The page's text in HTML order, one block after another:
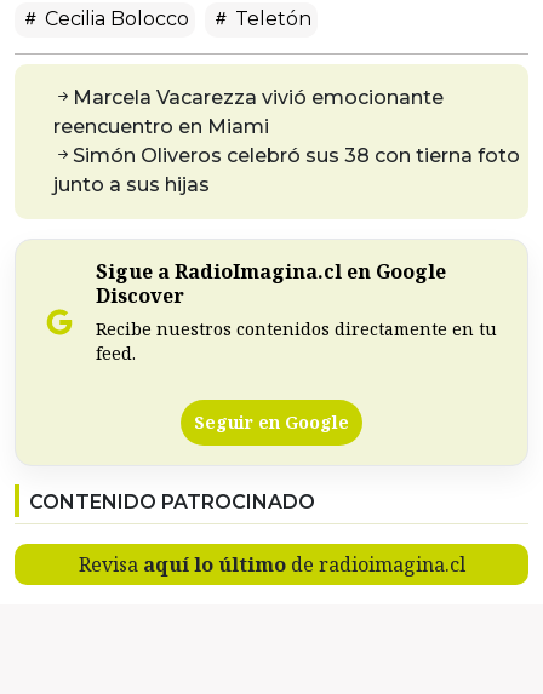
Cecilia Bolocco Teletón
Marcela Vacarezza vivió emocionante
reencuentro en Miami
Simón Oliveros celebró sus 38 con tierna foto
junto a sus hijas
Sigue a RadioImagina.cl en Google
Discover
Recibe nuestros contenidos directamente en tu
feed.
Seguir en Google
CONTENIDO PATROCINADO
Revisa aquí lo últimode radioimagina.cl